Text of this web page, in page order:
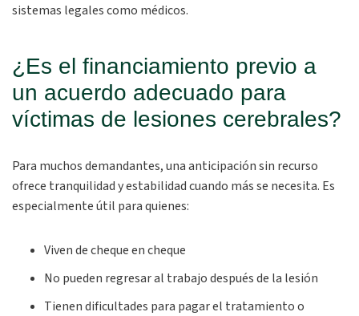
sistemas legales como médicos.
¿Es el financiamiento previo a
un acuerdo adecuado para
víctimas de lesiones cerebrales?
Para muchos demandantes, una anticipación sin recurso
ofrece tranquilidad y estabilidad cuando más se necesita. Es
especialmente útil para quienes:
Viven de cheque en cheque
No pueden regresar al trabajo después de la lesión
Tienen dificultades para pagar el tratamiento o